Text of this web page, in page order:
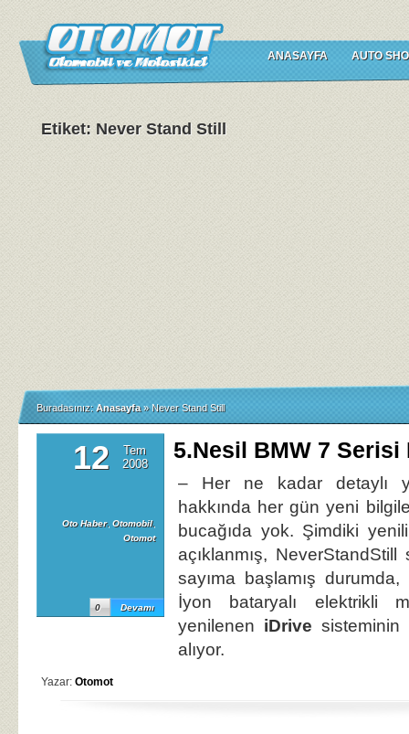
ANASAYFA AUTO
Etiket: Never Stand Still
Buradasınız: Anasayfa » Never Stand Still
12
Tem
2008
Oto Haber, Otomobil,
Otomot
Devamı
0
5.Nesil BMW 7
– Her ne kadar detaylı
hakkında her gün yeni
bucağıda yok. Şimdiki
açıklanmış,
sayıma başlamış
İyon bataryalı elektrikli
yenilenen iDrive sisteminin
alıyor.
Yazar: Otomot